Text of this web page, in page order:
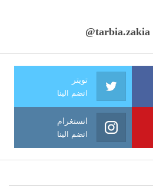
@tarbia.zakia
تويتر
انضم الينا
انستغرام
انضم الينا